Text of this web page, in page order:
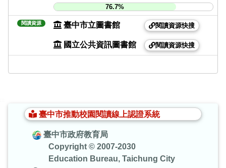
76.7%
閱讀資源 臺中市立圖書館 閱讀資源快搜
國立公共資訊圖書館 閱讀資源快搜
臺中市推動校園閱讀線上認證系統
臺中市政府教育局
Copyright © 2007-2030
Education Bureau, Taichung City